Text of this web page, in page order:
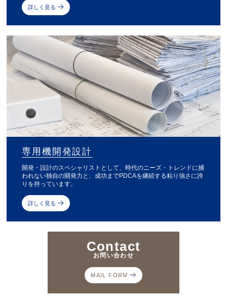
詳しく見る
専用機開発設計
開発・設計のスペシャリストとして、時代のニーズ・トレンドに捕
われない独自の開発力と、成功までPDCAを継続する粘り強さに誇
りを持っています。
詳しく見る
Contact
お問い合わせ
MAIL FORM